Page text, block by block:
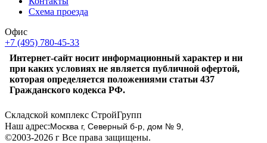
Схема проезда
Офис
+7 (495) 780-45-33
Интернет-сайт носит информационный характер и ни
при каких условиях не является публичной офертой,
которая определяется положениями статьи 437
Гражданского кодекса РФ.
Складской комплекс СтройГрупп
Наш адрес:Москва г, Северный б-р, дом № 9,
©2003-2026 г Все права защищены.